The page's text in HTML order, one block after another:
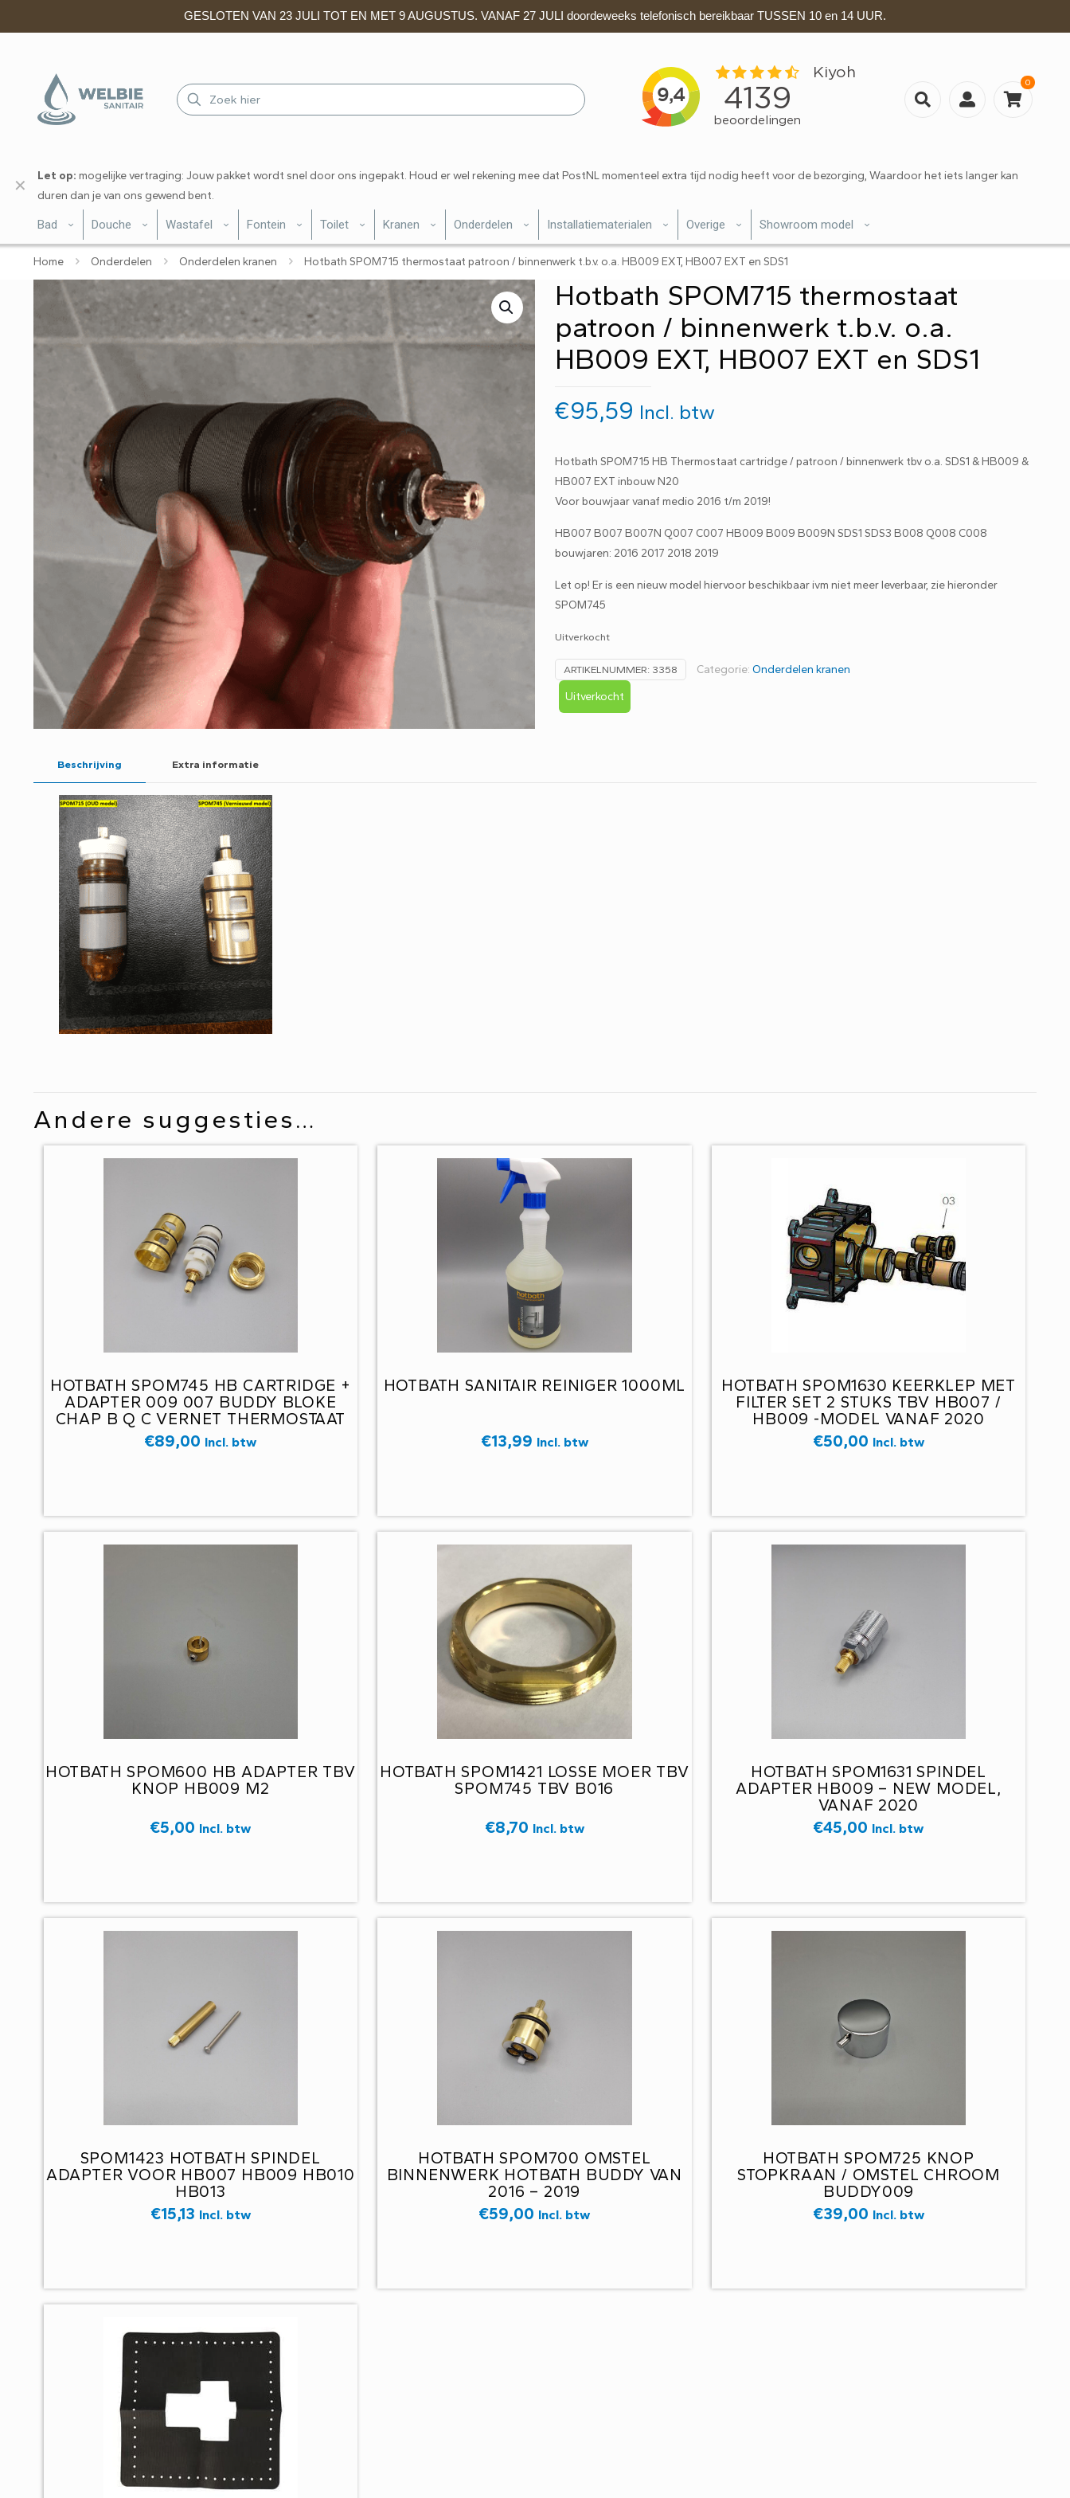
GESLOTEN VAN 23 JULI TOT EN MET 9 AUGUSTUS. VANAF 27 JULI doordeweeks telefonisch bereikbaar TUSSEN 10 en 14 UUR.
0
Let op: mogelijke vertraging: Jouw pakket wordt snel door ons ingepakt. Houd er wel rekening mee dat PostNL momenteel extra tijd nodig heeft voor de bezorging, Waardoor het iets langer kan
duren dan je van ons gewend bent.
✕
Bad Douche Wastafel Fontein Toilet Kranen Onderdelen Installatiematerialen Overige Showroom model
Home Onderdelen Onderdelen kranen Hotbath SPOM715 thermostaat patroon / binnenwerk t.b.v. o.a. HB009 EXT, HB007 EXT en SDS1
Hotbath SPOM715 thermostaat
patroon / binnenwerk t.b.v. o.a.
HB009 EXT, HB007 EXT en SDS1
€95,59 Incl. btw
Hotbath SPOM715 HB Thermostaat cartridge / patroon / binnenwerk tbv o.a. SDS1 & HB009 &
HB007 EXT inbouw N20
Voor bouwjaar vanaf medio 2016 t/m 2019!
HB007 B007 B007N Q007 C007 HB009 B009 B009N SDS1 SDS3 B008 Q008 C008
bouwjaren: 2016 2017 2018 2019
Let op! Er is een nieuw model hiervoor beschikbaar ivm niet meer leverbaar, zie hieronder
SPOM745
Uitverkocht
ARTIKELNUMMER: 3358 Categorie:Onderdelen kranen
Uitverkocht
Beschrijving Extra informatie
Andere suggesties…
HOTBATH SPOM745 HB CARTRIDGE +
ADAPTER 009 007 BUDDY BLOKE
CHAP B Q C VERNET THERMOSTAAT
PATROON EAN 8719638629980
€89,00 Incl. btw
HOTBATH SANITAIR REINIGER 1000ML
€13,99 Incl. btw
HOTBATH SPOM1630 KEERKLEP MET
FILTER SET 2 STUKS TBV HB007 /
HB009 -MODEL VANAF 2020
€50,00 Incl. btw
HOTBATH SPOM600 HB ADAPTER TBV
KNOP HB009 M2
€5,00 Incl. btw
HOTBATH SPOM1421 LOSSE MOER TBV
SPOM745 TBV B016
€8,70 Incl. btw
HOTBATH SPOM1631 SPINDEL
ADAPTER HB009 – NEW MODEL,
VANAF 2020
€45,00 Incl. btw
SPOM1423 HOTBATH SPINDEL
ADAPTER VOOR HB007 HB009 HB010
HB013
€15,13 Incl. btw
HOTBATH SPOM700 OMSTEL
BINNENWERK HOTBATH BUDDY VAN
2016 – 2019
€59,00 Incl. btw
HOTBATH SPOM725 KNOP
STOPKRAAN / OMSTEL CHROOM
BUDDY009
€39,00 Incl. btw